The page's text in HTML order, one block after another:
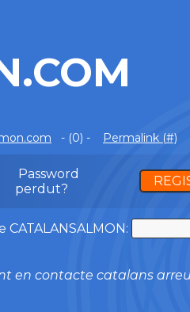
- (0) - Permalink (#)
Password
perdut?
en contacte catalans